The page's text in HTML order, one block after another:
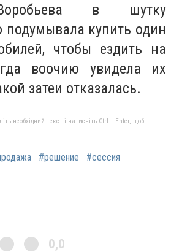
в шутку
подумывала купить один
чтобы ездить на
воочию увидела их
затеи отказалась.
необхідний текст і натисніть Ctrl + Enter, щоб
#решение
#сессия
0,0